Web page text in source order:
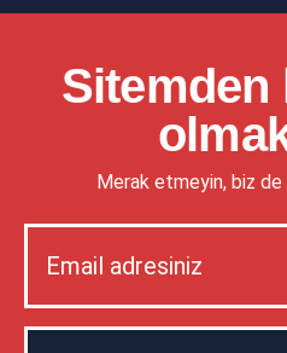
Sitemden
Merak etmeyin, biz de